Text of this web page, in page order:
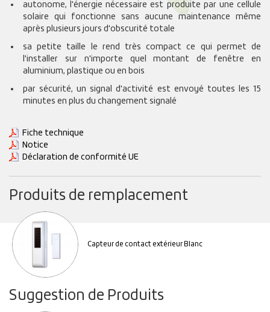
autonome, l'énergie nécessaire est produite par une cellule
solaire qui fonctionne sans aucune maintenance même
après plusieurs jours d'obscurité totale
sa petite taille le rend très compact ce qui permet de
l'installer sur n'importe quel montant de fenêtre en
aluminium, plastique ou en bois
par sécurité, un signal d'activité est envoyé toutes les 15
minutes en plus du changement signalé
Fiche technique
Notice
Déclaration de conformité UE
Produits de remplacement
Capteur de contact extérieur Blanc
Suggestion de Produits